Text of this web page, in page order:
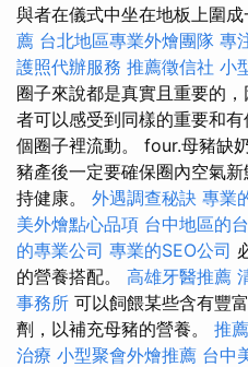
與者在儀式中坐在地板上圍成
薦 台北地區專業外燴團隊 專
護照代辦服務 推薦徵信社 小
圈子來說都是真實且重要的
者可以感受到同樣的重要和
個圈子裡流動。 four.母豬缺
豬產後一定要確保圈內空氣
持健康。 外遇調查秘訣 專業
美外燴點心品項 台中地區的
的專業公司 專業的SEO公司
的營養搭配。 高雄牙醫推薦
事務所 可以飼餵某些含有豐
劑，以補充母豬的營養。 推
治療 小型聚會外燴推薦 台中